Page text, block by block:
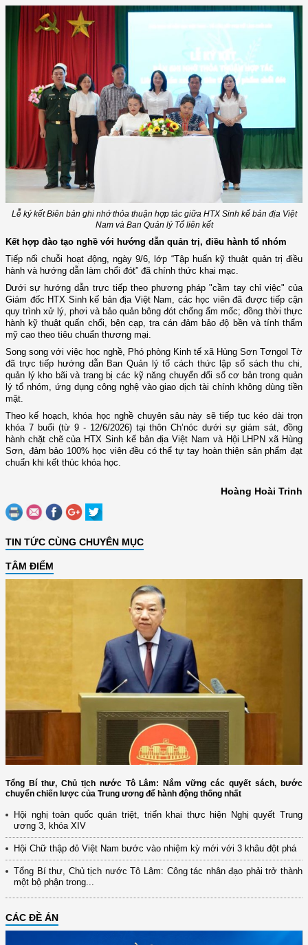
Lễ ký kết Biên bản ghi nhớ thỏa thuận hợp tác giữa HTX Sinh kế bản địa Việt
Nam và Ban Quản lý Tổ liên kết
Kết hợp đào tạo nghề với hướng dẫn quản trị, điều hành tổ nhóm
Tiếp nối chuỗi hoạt động, ngày 9/6, lớp “Tập huấn kỹ thuật quản trị điều
hành và hướng dẫn làm chổi đót” đã chính thức khai mạc.
Dưới sự hướng dẫn trực tiếp theo phương pháp "cầm tay chỉ việc" của
Giám đốc HTX Sinh kế bản địa Việt Nam, các học viên đã được tiếp cận
quy trình xử lý, phơi và bảo quản bông đót chống ẩm mốc; đồng thời thực
hành kỹ thuật quấn chổi, bện cạp, tra cán đảm bảo độ bền và tính thẩm
mỹ cao theo tiêu chuẩn thương mại.
Song song với việc học nghề, Phó phòng Kinh tế xã Hùng Sơn Tơngol Tờ
đã trực tiếp hướng dẫn Ban Quản lý tổ cách thức lập sổ sách thu chi,
quản lý kho bãi và trang bị các kỹ năng chuyển đổi số cơ bản trong quản
lý tổ nhóm, ứng dụng công nghệ vào giao dịch tài chính không dùng tiền
mặt.
Theo kế hoạch, khóa học nghề chuyên sâu này sẽ tiếp tục kéo dài trọn
khóa 7 buổi (từ 9 - 12/6/2026) tại thôn Ch’nóc dưới sự giám sát, đồng
hành chặt chẽ của HTX Sinh kế bản địa Việt Nam và Hội LHPN xã Hùng
Sơn, đảm bảo 100% học viên đều có thể tự tay hoàn thiện sản phẩm đạt
chuẩn khi kết thúc khóa học.
Hoàng Hoài Trinh
TIN TỨC CÙNG CHUYÊN MỤC
TÂM ĐIỂM
Tổng Bí thư, Chủ tịch nước Tô Lâm: Nắm vững các quyết sách, bước
chuyển chiến lược của Trung ương để hành động thống nhất
Hội nghị toàn quốc quán triệt, triển khai thực hiện Nghị quyết Trung
ương 3, khóa XIV
Hội Chữ thập đỏ Việt Nam bước vào nhiệm kỳ mới với 3 khâu đột phá
Tổng Bí thư, Chủ tịch nước Tô Lâm: Công tác nhân đạo phải trở thành
một bộ phận trong...
CÁC ĐỀ ÁN